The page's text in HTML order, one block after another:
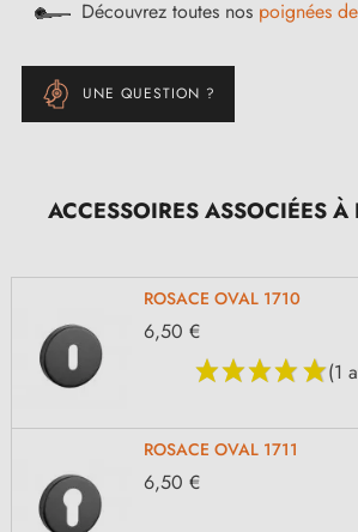
Découvrez toutes nos poignées
UNE QUESTION ?
ACCESSOIRES ASSOCIÉES
ROSACE OVAL 1710
(1
6,50 €
ROSACE OVAL 1711
6,50 €